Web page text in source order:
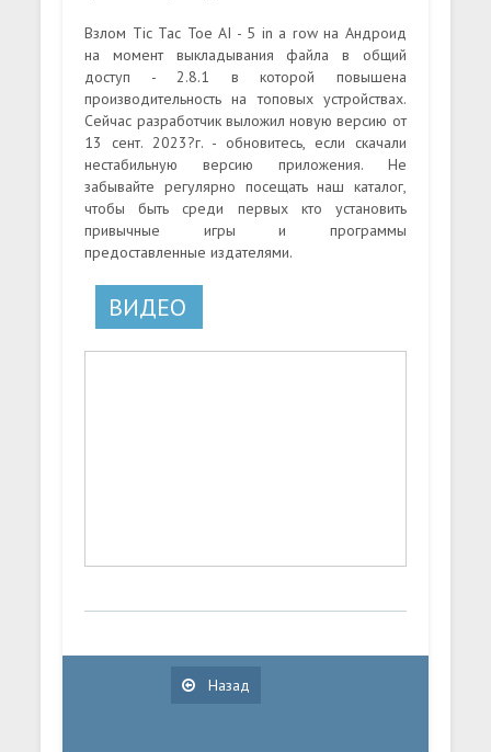
Взлом Tic Tac Toe AI - 5 in a row на Андроид
на момент выкладывания файла в общий
доступ - 2.8.1 в которой повышена
производительность на топовых устройствах.
Сейчас разработчик выложил новую версию от
13 сент. 2023?г. - обновитесь, если скачали
нестабильную версию приложения. Не
забывайте регулярно посещать наш каталог,
чтобы быть среди первых кто установить
привычные игры и программы
предоставленные издателями.
ВИДЕО
Назад